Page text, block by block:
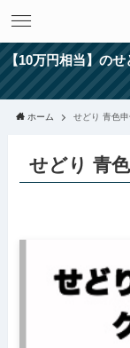
【10万円相当】の
ホーム せどり 青色
せどり 青